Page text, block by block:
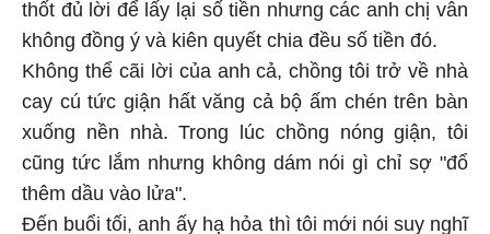
thốt đủ lời để lấy lại số tiền nhưng các anh chị vẫn
không đồng ý và kiên quyết chia đều số tiền đó.
Không thể cãi lời của anh cả, chồng tôi trở về nhà
cay cú tức giận hất văng cả bộ ấm chén trên bàn
xuống nền nhà. Trong lúc chồng nóng giận, tôi
cũng tức lắm nhưng không dám nói gì chỉ sợ "đổ
thêm dầu vào lửa".
Đến buổi tối, anh ấy hạ hỏa thì tôi mới nói suy nghĩ